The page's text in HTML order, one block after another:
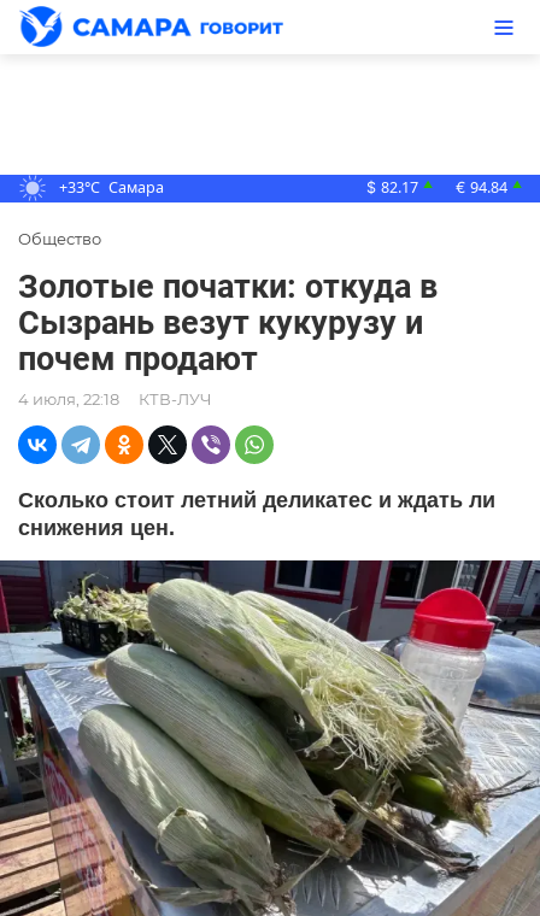
+33°C Самара $ 82.17 ▲ € 94.84 ▲
Общество
Золотые початки: откуда в
Сызрань везут кукурузу и
почем продают
4 июля, 22:18 КТВ-ЛУЧ
Сколько стоит летний деликатес и ждать ли
снижения цен.